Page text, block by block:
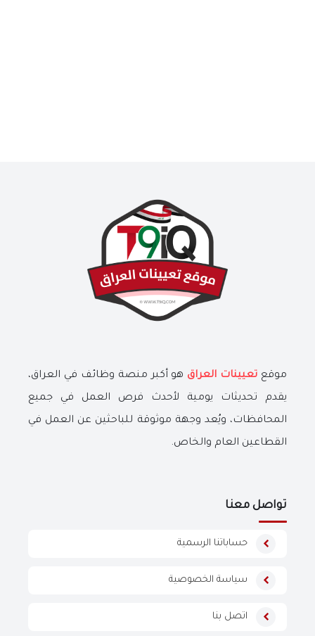
موقع تعيينات العراق هو أكبر منصة وظائف في العراق،
يقدم تحديثات يومية لأحدث فرص العمل في جميع
المحافظات، ويُعد وجهة موثوقة للباحثين عن العمل في
القطاعين العام والخاص.
تواصل معنا
حساباتنا الرسمية
سياسة الخصوصية
اتصل بنا